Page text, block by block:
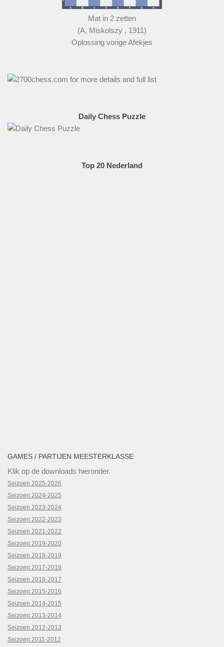
Mat in 2 zetten
(A, Miskolszy , 1911)
Oplossing vorige Afekjes
Daily Chess Puzzle
Top 20 Nederland
GAMES / PARTIJEN MEESTERKLASSE
Klik op de downloads hieronder.
Seizoen 2025-2026
Seizoen 2024-2025
Seizoen 2023-2024
Seizoen 2022-2023
Seizoen 2021-2022
Seizoen 2019-2020
Seizoen 2018-2019
Seizoen 2017-2018
Seizoen 2016-2017
Seizoen 2015-2016
Seizoen 2014-2015
Seizoen 2013-2014
Seizoen 2012-2013
Seizoen 2011-2012